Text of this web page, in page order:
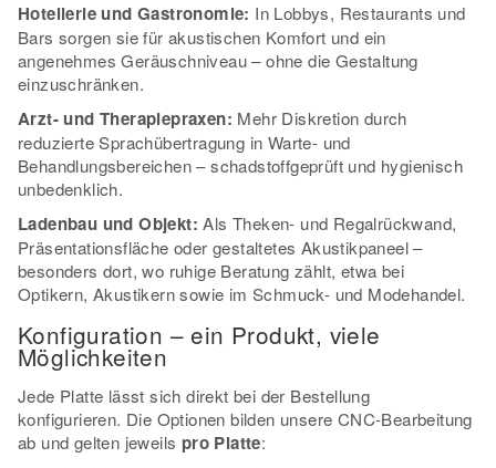
Hotellerie und Gastronomie: In Lobbys, Restaurants und
Bars sorgen sie für akustischen Komfort und ein
angenehmes Geräuschniveau – ohne die Gestaltung
einzuschränken.
Arzt- und Therapiepraxen: Mehr Diskretion durch
reduzierte Sprachübertragung in Warte- und
Behandlungsbereichen – schadstoffgeprüft und hygienisch
unbedenklich.
Ladenbau und Objekt: Als Theken- und Regalrückwand,
Präsentationsfläche oder gestaltetes Akustikpaneel –
besonders dort, wo ruhige Beratung zählt, etwa bei
Optikern, Akustikern sowie im Schmuck- und Modehandel.
Konfiguration – ein Produkt, viele
Möglichkeiten
Jede Platte lässt sich direkt bei der Bestellung
konfigurieren. Die Optionen bilden unsere CNC-Bearbeitung
ab und gelten jeweils pro Platte: